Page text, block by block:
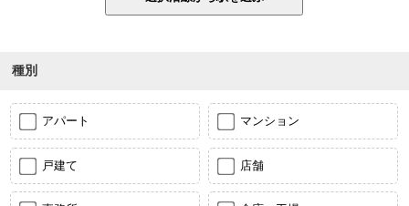
種別
アパート マンション
戸建て 店舗